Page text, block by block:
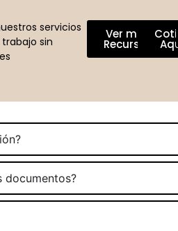
servicios
sin
Ver más
Recursos
documentos?